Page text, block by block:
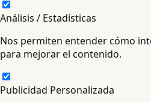
Análisis / Estadísticas
Nos permiten entender cómo
para mejorar el contenido.
Publicidad Personalizada